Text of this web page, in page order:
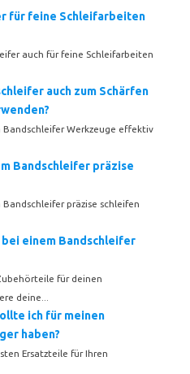
für feine Schleifarbeiten
auch für feine Schleifarbeiten
auch zum Schärfen
Werkzeuge effektiv
Bandschleifer präzise
präzise schleifen
einem Bandschleifer
für deinen
deine...
ich für meinen
haben?
Ersatzteile für Ihren